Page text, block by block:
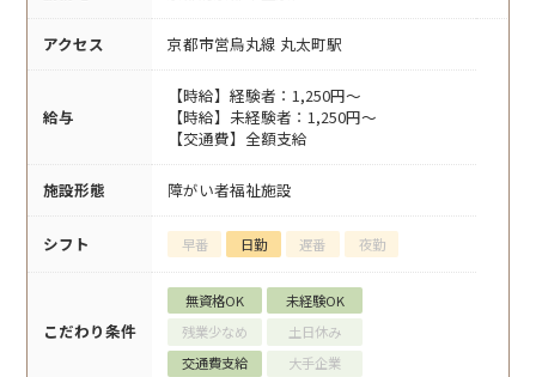
アクセス 京都市営烏丸線 丸太町駅
給与
【時給】経験者：1,250円～
【時給】未経験者：1,250円～
【交通費】全額支給
施設形態 障がい者福祉施設
シフト 早番 日勤 遅番 夜勤
こだわり条件
無資格OK
未経験OK
残業少なめ
土日休み
交通費支給
大手企業